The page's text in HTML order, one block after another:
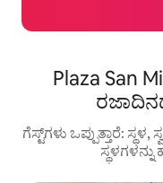
Plaza San
ಗೆಸ್ಟ್‌ಗಳು ಒಪ್ಪುತ್ತಾರೆ: ಸ್ಥಳ,